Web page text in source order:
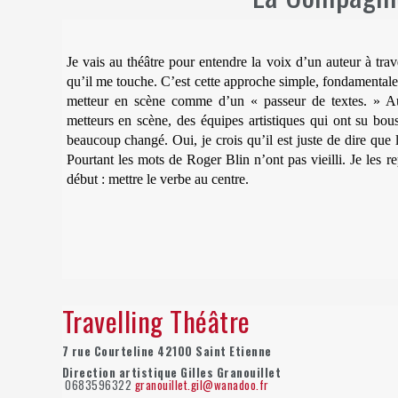
Je vais au théâtre pour entendre la voix d’un auteur à
qu’il me touche. C’est cette approche simple,
metteur en scène comme d’un « passeur de textes. »
metteurs en scène, des équipes artistiques qui ont su
beaucoup changé. Oui, je crois qu’il est juste de dire
Pourtant les mots de Roger Blin n’ont pas vieilli. Je les
début : mettre le verbe au centre.
Travelling Théâtre
7 rue Courteline 42100 Saint Etienne
Direction artistique Gilles Granouillet
0683596322 granouillet.gil@wanadoo.fr